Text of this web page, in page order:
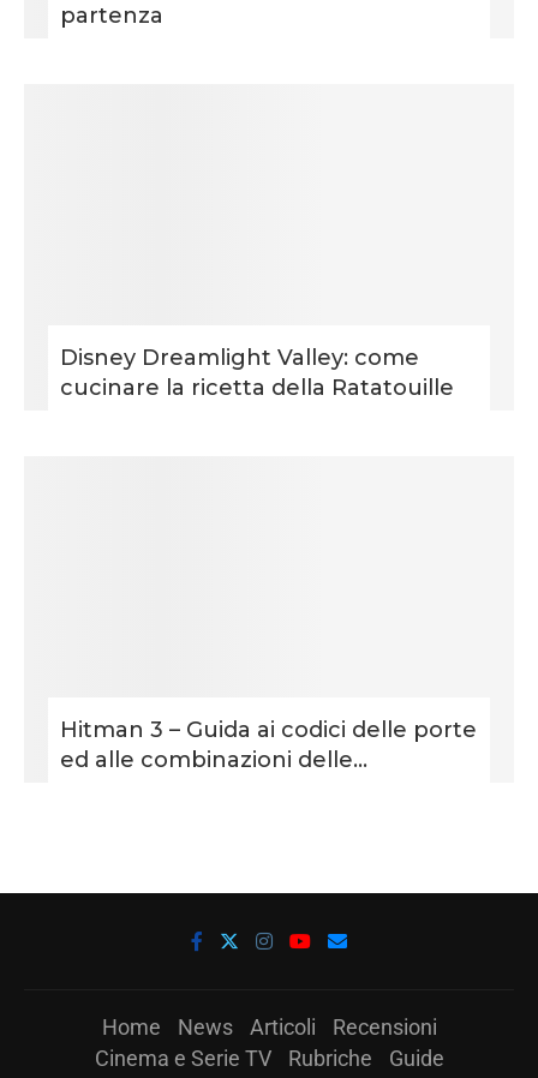
partenza
Disney Dreamlight Valley: come
cucinare la ricetta della Ratatouille
Hitman 3 – Guida ai codici delle porte
ed alle combinazioni delle...
Home News Articoli
Recensioni
Cinema e Serie TV
Rubriche
Guide